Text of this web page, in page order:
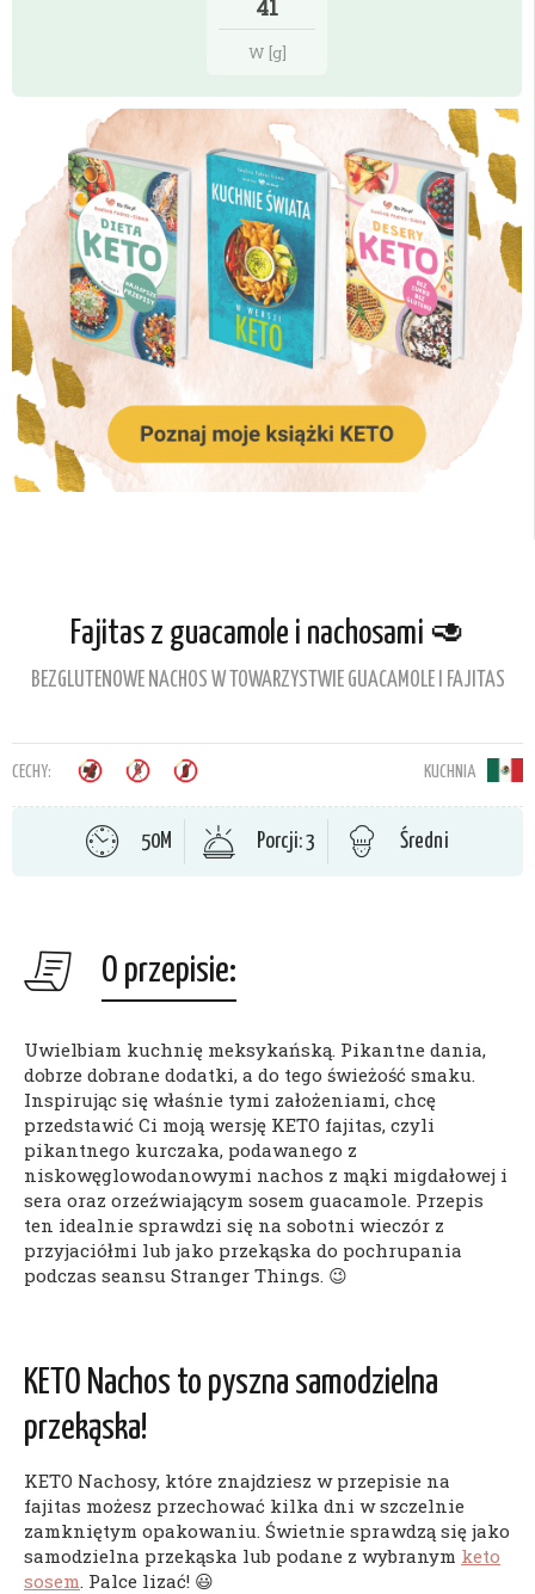
41
W [g]
Fajitas z guacamole i nachosami 🥑
BEZGLUTENOWE NACHOS W TOWARZYSTWIE GUACAMOLE I FAJITAS
CECHY: KUCHNIA
50M Porcji: 3 Średni
O przepisie:
Uwielbiam kuchnię meksykańską. Pikantne dania,
dobrze dobrane dodatki, a do tego świeżość smaku.
Inspirując się właśnie tymi założeniami, chcę
przedstawić Ci moją wersję KETO fajitas, czyli
pikantnego kurczaka, podawanego z
niskowęglowodanowymi nachos z mąki migdałowej i
sera oraz orzeźwiającym sosem guacamole. Przepis
ten idealnie sprawdzi się na sobotni wieczór z
przyjaciółmi lub jako przekąska do pochrupania
podczas seansu Stranger Things. 😉
KETO Nachos to pyszna samodzielna
przekąska!
KETO Nachosy, które znajdziesz w przepisie na
fajitas możesz przechować kilka dni w szczelnie
zamkniętym opakowaniu. Świetnie sprawdzą się jako
samodzielna przekąska lub podane z wybranym keto
sosem . Palce lizać! 😃